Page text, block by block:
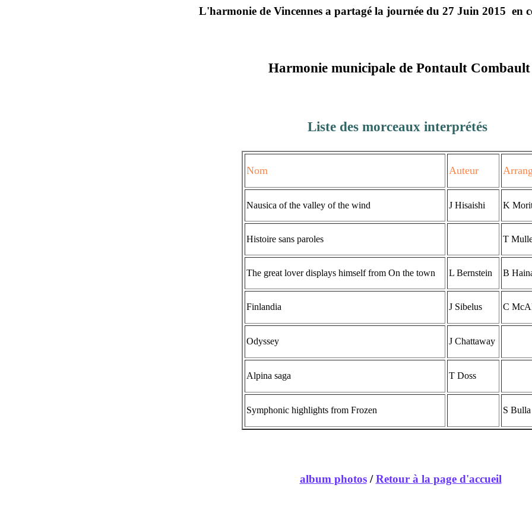
L'harmonie de Vincennes a partagé la journée du 27 Juin 2015 en
Harmonie municipale de Pontault Combault
Liste des morceaux interprétés
Nom Auteur
Nausica of the valley of the wind J Hisaishi K
Histoire sans paroles T
The great lover displays himself from On the town L Bernstein B
Finlandia J Sibelus C
Odyssey J Chattaway
Alpina saga T Doss
Symphonic highlights from Frozen S Bulla
album photos/Retour à la page d'accueil